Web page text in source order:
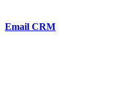
Email CRM